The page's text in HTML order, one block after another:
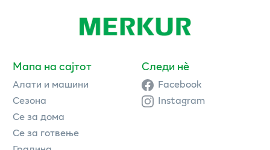
Мапа на сајтот
Алати и машини
Сезона
Се за дома
Се за готвење
Следи нè
Facebook
Instagram